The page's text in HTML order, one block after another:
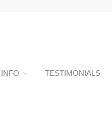
INFO TESTIMONIALS